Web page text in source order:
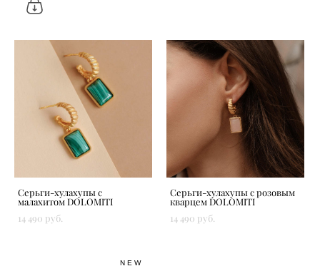
Серьги-хулахупы с
малахитом DOLOMITI
14 490 pуб.
Серьги-хулахупы с розовым
кварцем DOLOMITI
14 490 pуб.
NEW